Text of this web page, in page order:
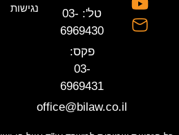
נגישות
טל': 03-
6969430
פקס:
03-
6969431
office@bilaw.co.il